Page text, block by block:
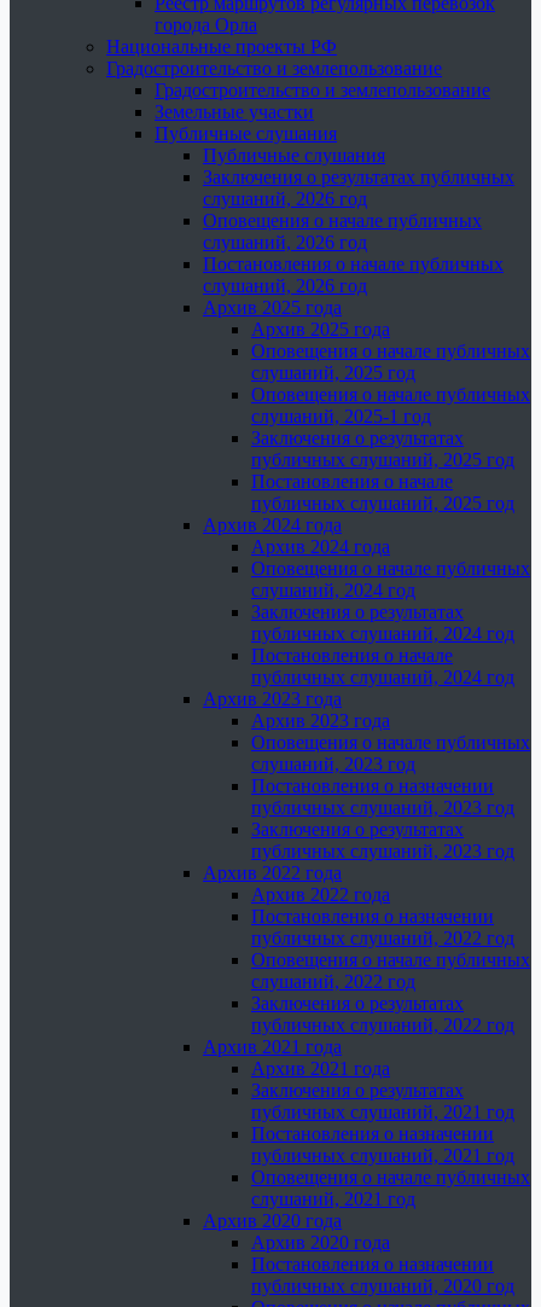
города Орла
Национальные проекты РФ
Градостроительство и землепользование
Градостроительство и землепользование
Земельные участки
Публичные слушания
Публичные слушания
Заключения о результатах публичных
слушаний, 2026 год
Оповещения о начале публичных
слушаний, 2026 год
Постановления о начале публичных
слушаний, 2026 год
Архив 2025 года
Архив 2025 года
Оповещения о начале публичных
слушаний, 2025 год
Оповещения о начале публичных
слушаний, 2025-1 год
Заключения о результатах
публичных слушаний, 2025 год
Постановления о начале
публичных слушаний, 2025 год
Архив 2024 года
Архив 2024 года
Оповещения о начале публичных
слушаний, 2024 год
Заключения о результатах
публичных слушаний, 2024 год
Постановления о начале
публичных слушаний, 2024 год
Архив 2023 года
Архив 2023 года
Оповещения о начале публичных
слушаний, 2023 год
Постановления о назначении
публичных слушаний, 2023 год
Заключения о результатах
публичных слушаний, 2023 год
Архив 2022 года
Архив 2022 года
Постановления о назначении
публичных слушаний, 2022 год
Оповещения о начале публичных
слушаний, 2022 год
Заключения о результатах
публичных слушаний, 2022 год
Архив 2021 года
Архив 2021 года
Заключения о результатах
публичных слушаний, 2021 год
Постановления о назначении
публичных слушаний, 2021 год
Оповещения о начале публичных
слушаний, 2021 год
Архив 2020 года
Архив 2020 года
Постановления о назначении
публичных слушаний, 2020 год